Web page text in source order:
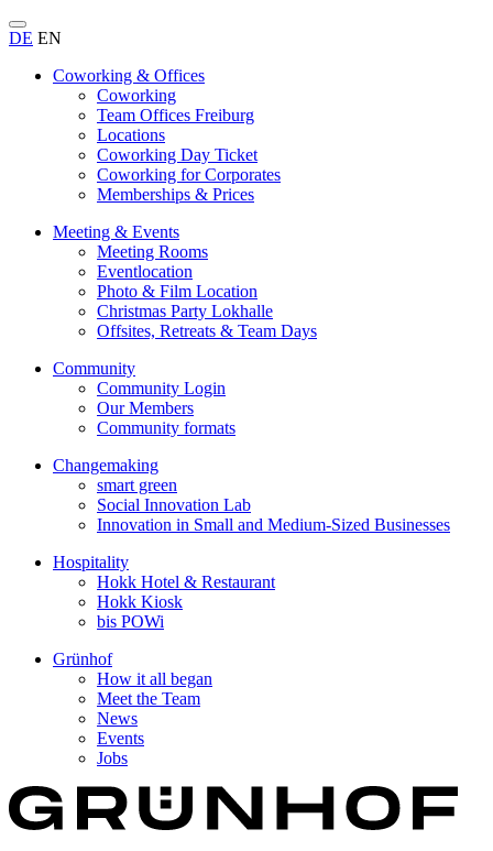
DE EN
Coworking & Offices
Coworking
Team Offices Freiburg
Locations
Coworking Day Ticket
Coworking for Corporates
Memberships & Prices
Meeting & Events
Meeting Rooms
Eventlocation
Photo & Film Location
Christmas Party Lokhalle
Offsites, Retreats & Team Days
Community
Community Login
Our Members
Community formats
Changemaking
smart green
Social Innovation Lab
Innovation in Small and Medium-Sized Businesses
Hospitality
Hokk Hotel & Restaurant
Hokk Kiosk
bis POWi
Grünhof
How it all began
Meet the Team
News
Events
Jobs